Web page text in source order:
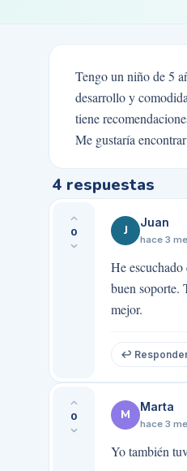
Tengo un niño de 5
desarrollo y
tiene
Me gustaría
4 respuestas
0 J
Juan
hace 3
He
buen soporte.
mejor.
↩
0 M
Marta
hace 3
Yo también